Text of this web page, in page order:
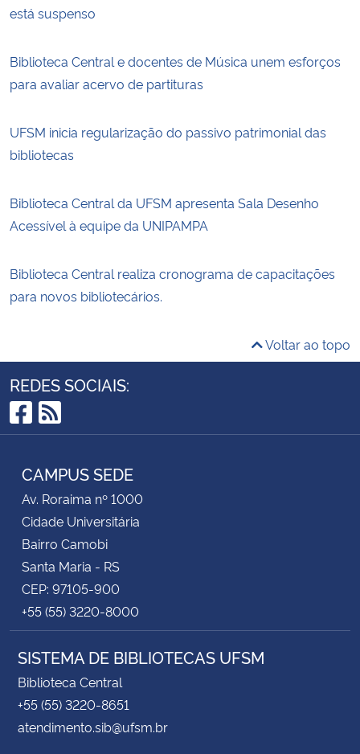
está suspenso
Biblioteca Central e docentes de Música unem esforços
para avaliar acervo de partituras
UFSM inicia regularização do passivo patrimonial das
bibliotecas
Biblioteca Central da UFSM apresenta Sala Desenho
Acessível à equipe da UNIPAMPA
Biblioteca Central realiza cronograma de capacitações
para novos bibliotecários.
Voltar ao topo
REDES SOCIAIS:
Facebook
RSS
CAMPUS SEDE
Av. Roraima nº 1000
Cidade Universitária
Bairro Camobi
Santa Maria - RS
CEP: 97105-900
+55 (55) 3220-8000
SISTEMA DE BIBLIOTECAS UFSM
Biblioteca Central
+55 (55) 3220-8651
atendimento.sib@ufsm.br